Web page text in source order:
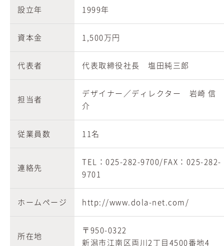
設立年 1999年
資本金 1,500万円
代表者 代表取締役社長 塩田純三郎
担当者
デザイナー／ディレクター 岩崎 信
介
従業員数 11名
連絡先
TEL：025-282-9700/FAX：025-282-
9701
ホームページ http://www.dola-net.com/
所在地
〒950-0322
新潟市江南区両川2丁目4500番地4